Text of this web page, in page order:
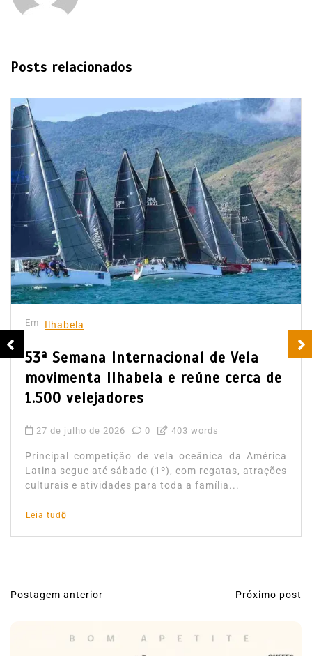
Posts relacionados
Em Ilhabela
53ª Semana Internacional de Vela
movimenta Ilhabela e reúne cerca de
1.500 velejadores
27 de julho de 2026 0 403 words
Principal competição de vela oceânica da América
Latina segue até sábado (1º), com regatas, atrações
culturais e atividades para toda a família...
Leia tudo
N
Postagem anterior Próximo post